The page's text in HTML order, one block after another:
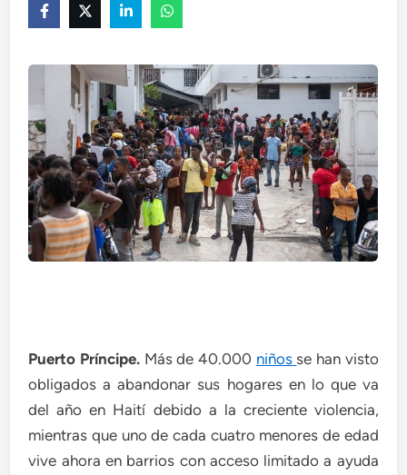
Puerto Príncipe. Más de 40.000 niños se han visto
obligados a abandonar sus hogares en lo que va
del año en Haití debido a la creciente violencia,
mientras que uno de cada cuatro menores de edad
vive ahora en barrios con acceso limitado a ayuda